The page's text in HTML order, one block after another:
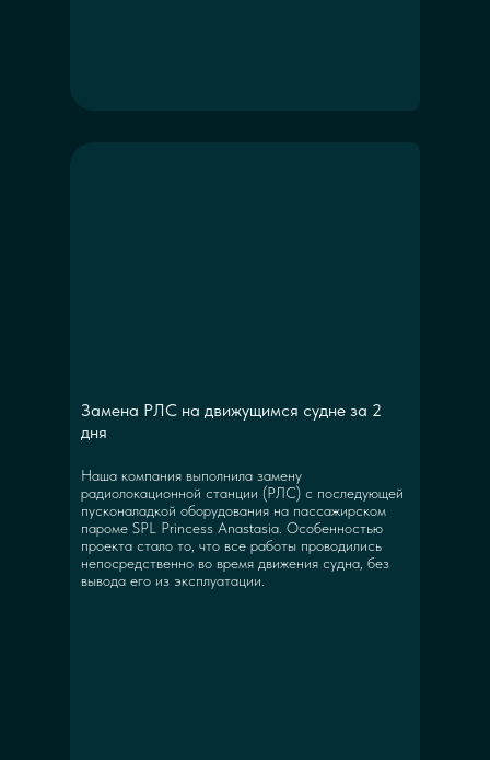
Наша компания выполнила замену
радиолокационной станции (РЛС) с последующей
пусконаладкой оборудования на пассажирском
пароме SPL Princess Anastasia. Особенностью
проекта стало то, что все работы проводились
непосредственно во время движения судна, без
вывода его из эксплуатации.
Замена РЛС на движущимся судне за 2
дня